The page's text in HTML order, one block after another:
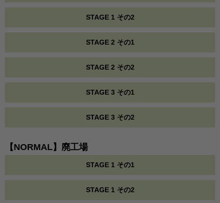
STAGE 1 その2
STAGE 2 その1
STAGE 2 その2
STAGE 3 その1
STAGE 3 その2
【NORMAL】廃工場
STAGE 1 その1
STAGE 1 その2